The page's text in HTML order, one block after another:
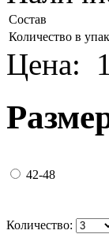
Состав
Количество в
Цена:
42-48
Количество: